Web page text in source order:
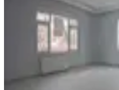
3+1· 150 m²
18.000 ₺ 20.000 ₺
TUNCAYGÜL GAYRİMENKUL